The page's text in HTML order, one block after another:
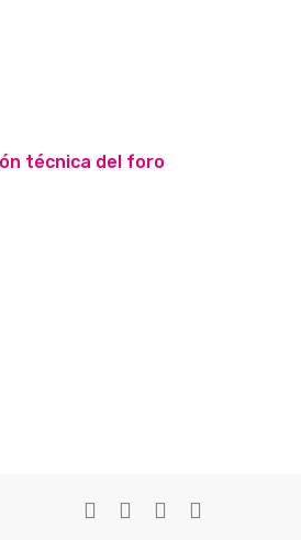
técnica del foro
twitterfacebookyoutubeinstagram